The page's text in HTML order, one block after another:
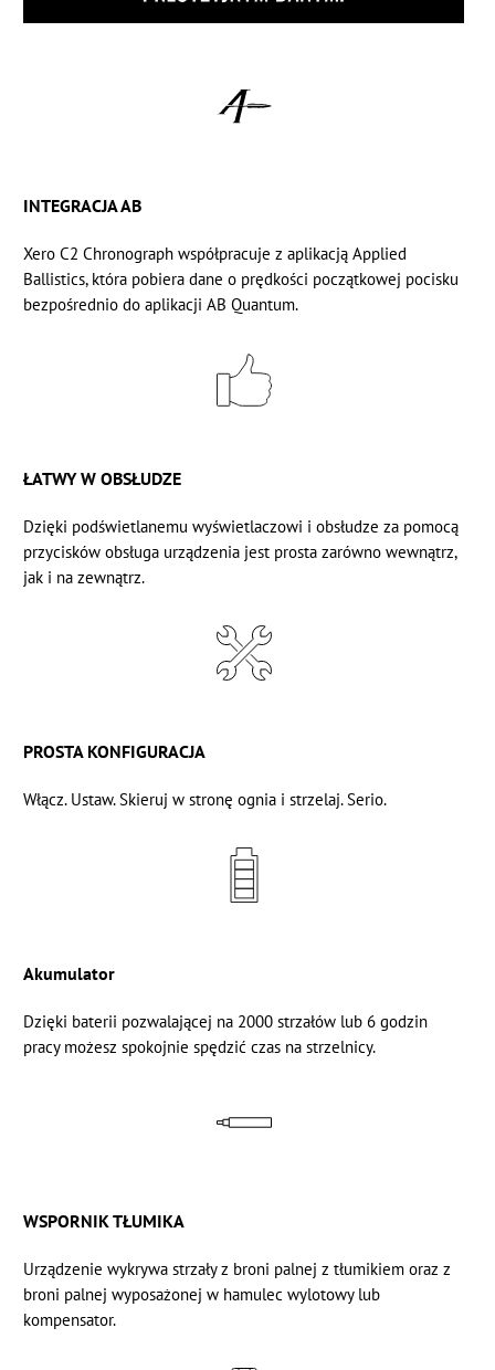
INTEGRACJA AB
Xero C2 Chronograph współpracuje z aplikacją Applied
Ballistics, która pobiera dane o prędkości początkowej pocisku
bezpośrednio do aplikacji AB Quantum.
ŁATWY W OBSŁUDZE
Dzięki podświetlanemu wyświetlaczowi i obsłudze za pomocą
przycisków obsługa urządzenia jest prosta zarówno wewnątrz,
jak i na zewnątrz.
PROSTA KONFIGURACJA
Włącz. Ustaw. Skieruj w stronę ognia i strzelaj. Serio.
Akumulator
Dzięki baterii pozwalającej na 2000 strzałów lub 6 godzin
pracy możesz spokojnie spędzić czas na strzelnicy.
WSPORNIK TŁUMIKA
Urządzenie wykrywa strzały z broni palnej z tłumikiem oraz z
broni palnej wyposażonej w hamulec wylotowy lub
kompensator.